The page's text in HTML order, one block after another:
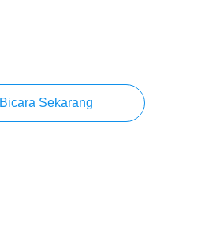
Bicara Sekarang